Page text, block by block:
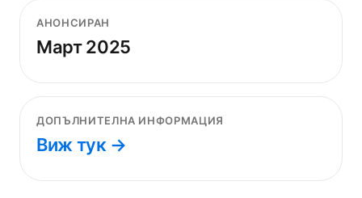
АНОНСИРАН
Март 2025
ДОПЪЛНИТЕЛНА ИНФОРМАЦИЯ
Виж тук →